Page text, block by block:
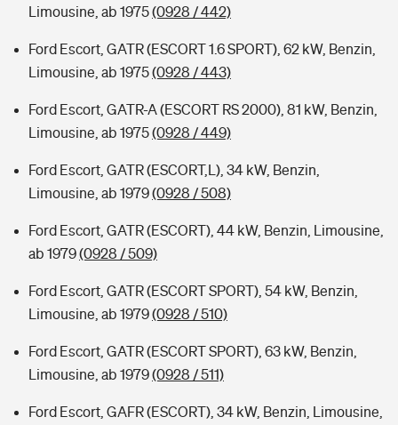
Limousine, ab 1975(0928 / 442)
Ford Escort, GATR (ESCORT 1.6 SPORT), 62 kW, Benzin,
Limousine, ab 1975(0928 / 443)
Ford Escort, GATR-A (ESCORT RS 2000), 81 kW, Benzin,
Limousine, ab 1975(0928 / 449)
Ford Escort, GATR (ESCORT,L), 34 kW, Benzin,
Limousine, ab 1979(0928 / 508)
Ford Escort, GATR (ESCORT), 44 kW, Benzin, Limousine,
ab 1979(0928 / 509)
Ford Escort, GATR (ESCORT SPORT), 54 kW, Benzin,
Limousine, ab 1979(0928 / 510)
Ford Escort, GATR (ESCORT SPORT), 63 kW, Benzin,
Limousine, ab 1979(0928 / 511)
Ford Escort, GAFR (ESCORT), 34 kW, Benzin, Limousine,